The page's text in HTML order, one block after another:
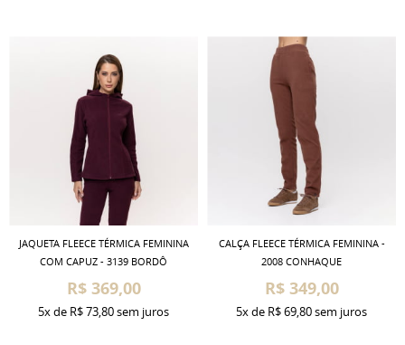
JAQUETA FLEECE TÉRMICA FEMININA
COM CAPUZ - 3139 BORDÔ
R$ 369,00
5xde R$ 73,80sem juros
CALÇA FLEECE TÉRMICA FEMININA -
2008 CONHAQUE
R$ 349,00
5xde R$ 69,80sem juros